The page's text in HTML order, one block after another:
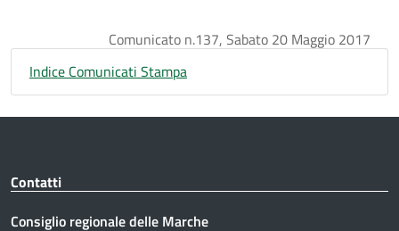
Comunicato n.137, Sabato 20 Maggio 2017
Indice Comunicati Stampa
Contatti
Consiglio regionale delle Marche